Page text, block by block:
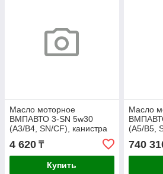
Масло моторное
ВМПАВТО 3-SN 5w30
(A3/B4, SN/CF), канистра
4 620 ₸
Купить
Масло
(A5/B5,
740